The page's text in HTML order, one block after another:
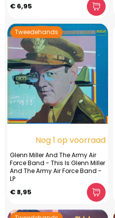
€ 6,95
Tweedehands
Nog 1 op voorraad
Glenn Miller And The Army Air
Force Band - This Is Glenn Miller
And The Army Air Force Band -
LP
€ 8,95